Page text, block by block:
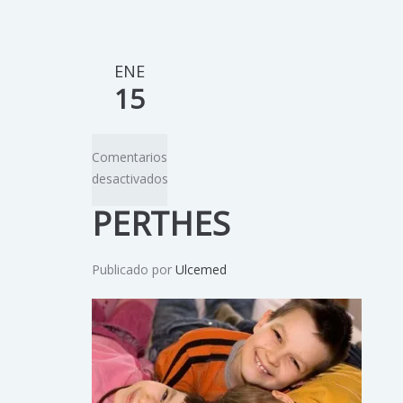
ENE
15
Comentarios
desactivados
PERTHES
Publicado por Ulcemed